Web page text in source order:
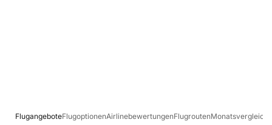
FlugangeboteFlugoptionenAirlinebewertungenFlugroutenMonatsvergleich